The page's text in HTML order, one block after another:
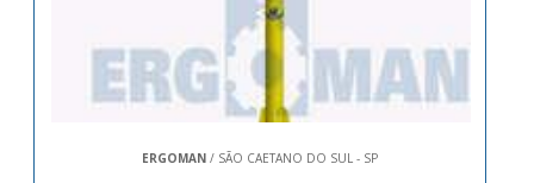
ERGOMAN / SÃO CAETANO DO SUL - SP